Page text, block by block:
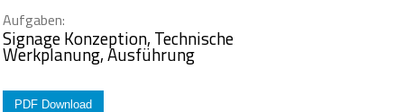
Aufgaben:
Signage Konzeption, Technische
Werkplanung, Ausführung
PDF Download